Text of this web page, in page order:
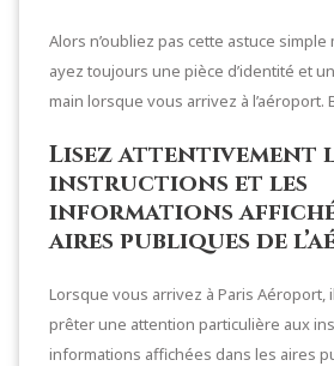
Alors n’oubliez pas cette astuce simple
ayez toujours une pièce d’identité et
main lorsque vous arrivez à l’aéroport.
Lisez attentivement
instructions et les
informations
aires publiques de
Lorsque vous arrivez à Paris Aéroport,
prêter une attention particulière aux
informations affichées dans les aires